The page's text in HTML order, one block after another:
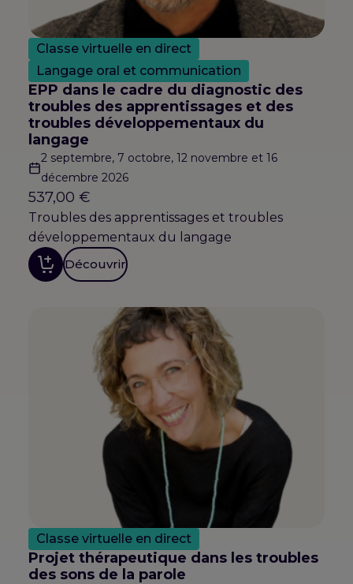
Classe virtuelle en direct
Langage oral et communication
EPP dans le cadre du diagnostic des
troubles des apprentissages et des
troubles développementaux du
langage
2 septembre, 7 octobre, 12 novembre et 16
décembre 2026
537,00 €
Troubles des apprentissages et troubles
développementaux du langage
Découvrir
Classe virtuelle en direct
Projet thérapeutique dans les troubles
des sons de la parole